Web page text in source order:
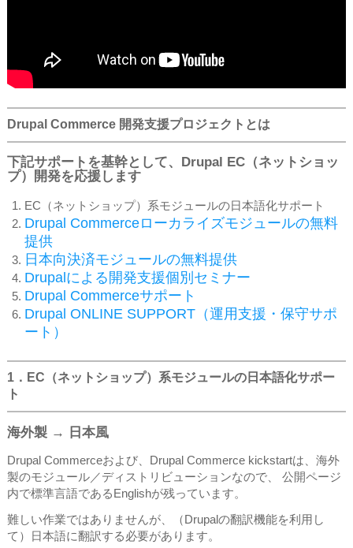
Drupal Commerce 開発支援プロジェクトとは
下記サポートを基幹として、Drupal EC（ネットショッ
プ）開発を応援します
EC（ネットショップ）系モジュールの日本語化サポート
Drupal Commerceローカライズモジュールの無料
提供
日本向決済モジュールの無料提供
Drupalによる開発支援個別セミナー
Drupal Commerceサポート
Drupal ONLINE SUPPORT（運用支援・保守サポ
ート）
1．EC（ネットショップ）系モジュールの日本語化サポー
ト
海外製 → 日本風
Drupal Commerceおよび、Drupal Commerce kickstartは、海外
製のモジュール／ディストリビューションなので、 公開ページ
内で標準言語であるEnglishが残っています。
難しい作業ではありませんが、（Drupalの翻訳機能を利用し
て）日本語に翻訳する必要があります。